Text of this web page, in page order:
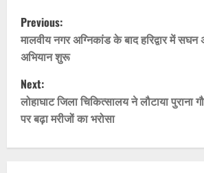
P
o
s
t
n
Previous:
मालवीय नगर अग्निकांड के बाद हरिद्वार में सघन
अभियान शुरू
Next:
लोहाघाट जिला चिकित्सालय ने लौटाया पुराना
पर बढ़ा मरीजों का भरोसा